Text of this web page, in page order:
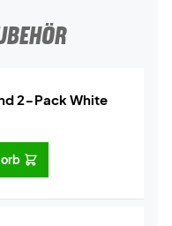
2-Pack White